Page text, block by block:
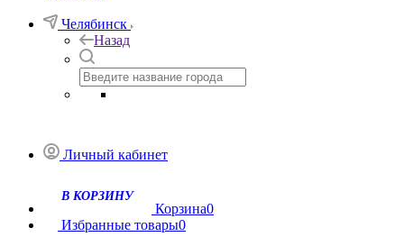
Челябинск
Назад
Личный кабинет
Корзина0
Избранные товары0